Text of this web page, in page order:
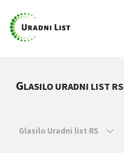
GLASILO URADNI LIST RS
Glasilo Uradni list RS